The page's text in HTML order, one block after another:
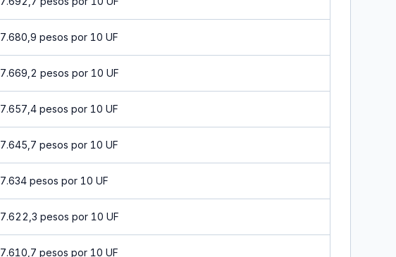
7.680,9 pesos por 10 UF
7.669,2 pesos por 10 UF
7.657,4 pesos por 10 UF
7.645,7 pesos por 10 UF
7.634 pesos por 10 UF
7.622,3 pesos por 10 UF
7.610,7 pesos por 10 UF